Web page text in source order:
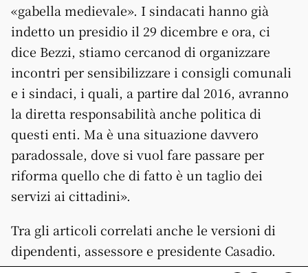
«gabella medievale». I sindacati hanno già
indetto un presidio il 29 dicembre e ora, ci
dice Bezzi, stiamo cercanod di organizzare
incontri per sensibilizzare i consigli comunali
e i sindaci, i quali, a partire dal 2016, avranno
la diretta responsabilità anche politica di
questi enti. Ma è una situazione davvero
paradossale, dove si vuol fare passare per
riforma quello che di fatto è un taglio dei
servizi ai cittadini».
Tra gli articoli correlati anche le versioni di
dipendenti, assessore e presidente Casadio.